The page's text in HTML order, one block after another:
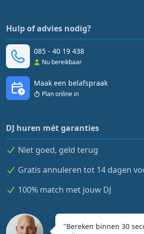
Hulp of advies nodig?
085 - 40 19 438
Nu bereikbaar
Maak een belafspraak
Plan online in
DJ huren mét garanties
Niet goed, geld terug
Gratis annuleren tot 14 dagen
100% match met jouw DJ
"Bereken binnen 30